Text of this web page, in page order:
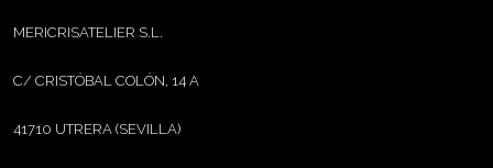
MERICRISATELIER S.L.
C/ CRISTÓBAL COLÓN, 14 A
41710 UTRERA (SEVILLA)